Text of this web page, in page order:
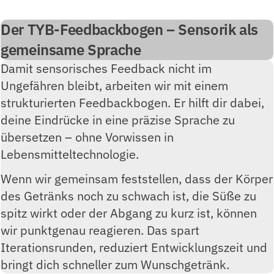
Der TYB-Feedbackbogen – Sensorik als
gemeinsame Sprache
Damit sensorisches Feedback nicht im
Ungefähren bleibt, arbeiten wir mit einem
strukturierten Feedbackbogen. Er hilft dir dabei,
deine Eindrücke in eine präzise Sprache zu
übersetzen – ohne Vorwissen in
Lebensmitteltechnologie.
Wenn wir gemeinsam feststellen, dass der Körper
des Getränks noch zu schwach ist, die Süße zu
spitz wirkt oder der Abgang zu kurz ist, können
wir punktgenau reagieren. Das spart
Iterationsrunden, reduziert Entwicklungszeit und
bringt dich schneller zum Wunschgetränk.